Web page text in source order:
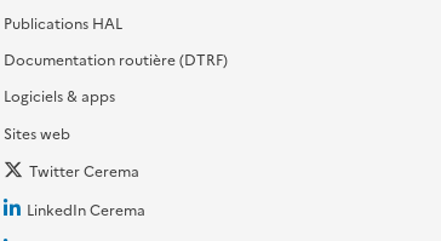
Publications HAL
Documentation routière (DTRF)
Logiciels & apps
Sites web
Twitter Cerema
LinkedIn Cerema